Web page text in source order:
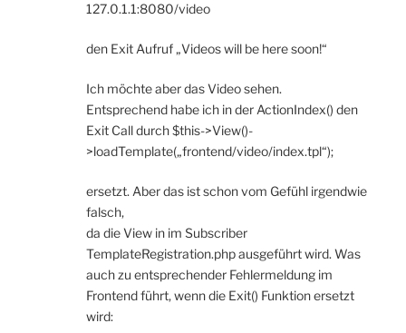
127.0.1.1:8080/video
den Exit Aufruf „Videos will be here soon!“
Ich möchte aber das Video sehen.
Entsprechend habe ich in der ActionIndex() den
Exit Call durch $this->View()-
>loadTemplate(„frontend/video/index.tpl“);
ersetzt. Aber das ist schon vom Gefühl irgendwie
falsch,
da die View in im Subscriber
TemplateRegistration.php ausgeführt wird. Was
auch zu entsprechender Fehlermeldung im
Frontend führt, wenn die Exit() Funktion ersetzt
wird: